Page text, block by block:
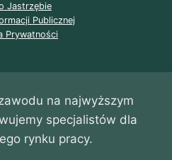
Jastrzębie
Publicznej
Prywatności
na najwyższym
specjalistów dla
rynku pracy.